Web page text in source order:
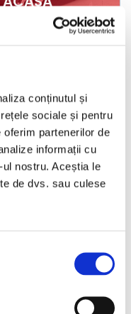
conținutul și
sociale și pentru
partenerilor de
informații cu
nostru. Aceștia le
de dvs. sau culese